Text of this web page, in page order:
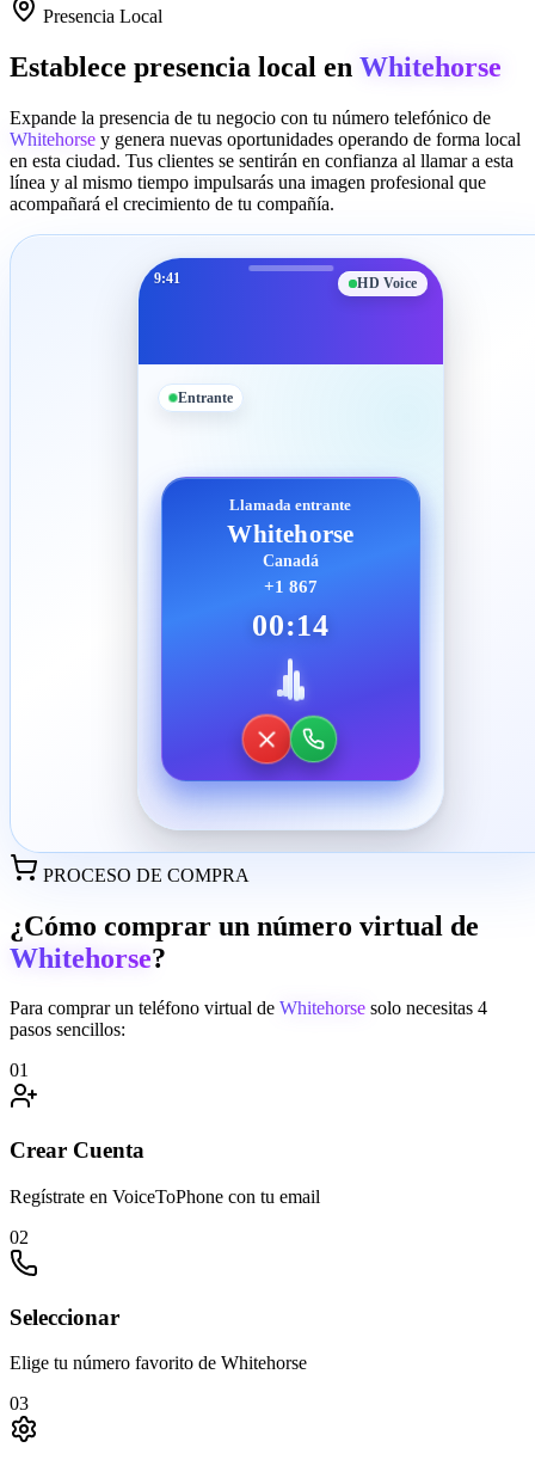
Presencia Local
Establece presencia local en Whitehorse
Expande la presencia de tu negocio con tu número telefónico de
Whitehorse y genera nuevas oportunidades operando de forma local
en esta ciudad. Tus clientes se sentirán en confianza al llamar a esta
línea y al mismo tiempo impulsarás una imagen profesional que
acompañará el crecimiento de tu compañía.
9:41 HD Voice
Entrante
Llamada entrante
Whitehorse
Canadá
+1 867
00:14
PROCESO DE COMPRA
¿Cómo comprar un número virtual de
Whitehorse?
Para comprar un teléfono virtual de Whitehorse solo necesitas 4
pasos sencillos:
01
Crear Cuenta
Regístrate en VoiceToPhone con tu email
02
Seleccionar
Elige tu número favorito de Whitehorse
03